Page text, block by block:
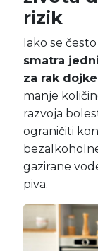
rizik
Iako se
smatra
za rak
manje
razvoja
ograničiti
gazirane
piva.